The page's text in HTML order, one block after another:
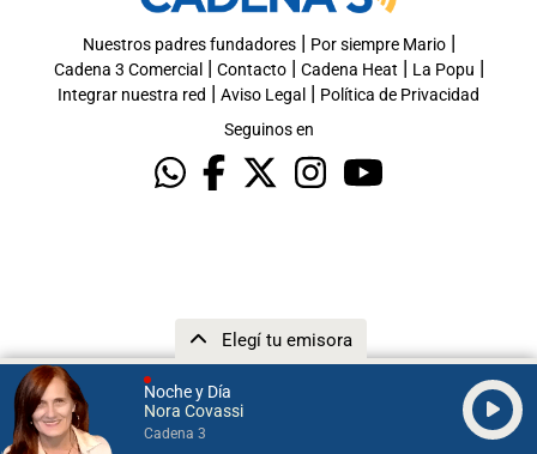
Noche y Día
Nora Covassi
Cadena 3
Elegí tu emisora
Nuestros padres fundadores| Por siempre Mario|
Cadena 3 Comercial | Contacto| Cadena Heat | La Popu |
Integrar nuestra red | Aviso Legal | Política de Privacidad
Seguinos en